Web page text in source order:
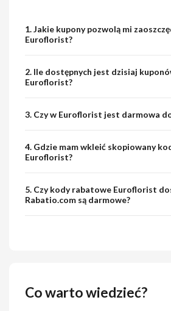
1. Jakie kupony pozwolą mi
Euroflorist?
2. Ile dostępnych jest dzisiaj
Euroflorist?
3. Czy w Euroflorist jest darmowa
4. Gdzie mam wkleić skopiowany
Euroflorist?
5. Czy kody rabatowe Euroflorist
Rabatio.com są darmowe?
Co warto wiedzieć?